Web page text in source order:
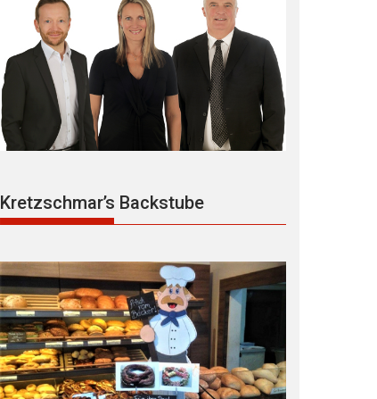
Kretzschmar’s Backstube